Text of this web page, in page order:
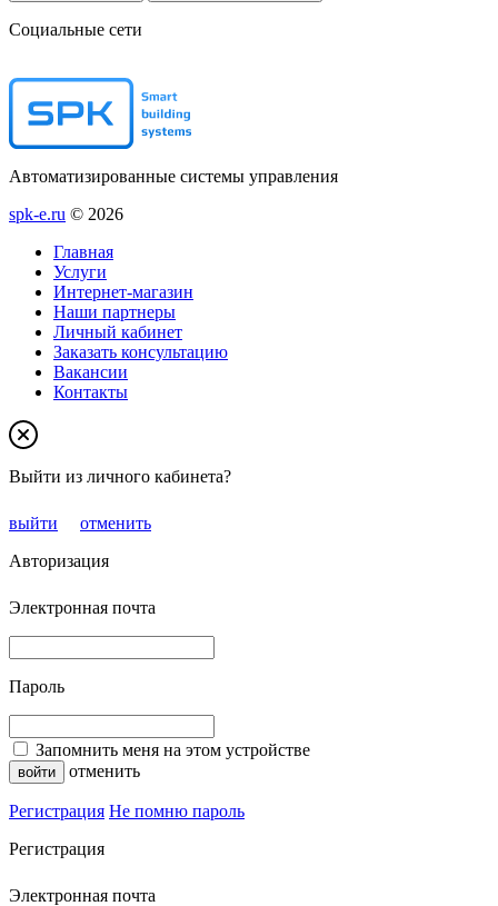
Социальные сети
Автоматизированные системы управления
spk-e.ru © 2026
Главная
Услуги
Интернет-магазин
Наши партнеры
Личный кабинет
Заказать консультацию
Вакансии
Контакты
Выйти из личного кабинета?
выйти
отменить
Авторизация
Электронная почта
Пароль
Запомнить меня на этом устройстве
отменить
Регистрация Не помню пароль
Регистрация
Электронная почта